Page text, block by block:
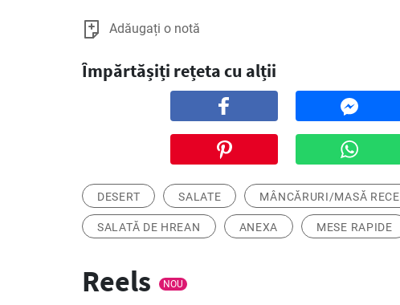
Adăugați o notă
Împărtășiți rețeta cu alții
DESERT SALATE MÂNCĂRURI/MASĂ RECE
SALATĂ DE HREAN ANEXA MESE RAPIDE
Reels NOU